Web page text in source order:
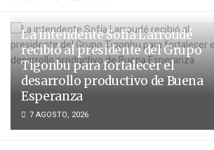
La intendente Sofía Larroudé
recibió al presidente del Grupo
Tigonbu para fortalecer el
desarrollo productivo de Buena
Esperanza
7 AGOSTO, 2026